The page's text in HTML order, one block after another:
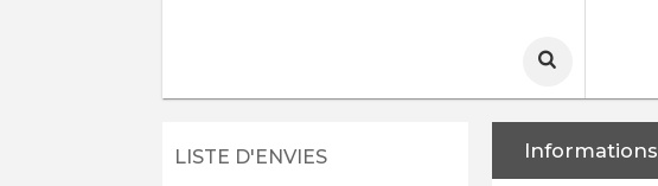
LISTE D'ENVIES Informations